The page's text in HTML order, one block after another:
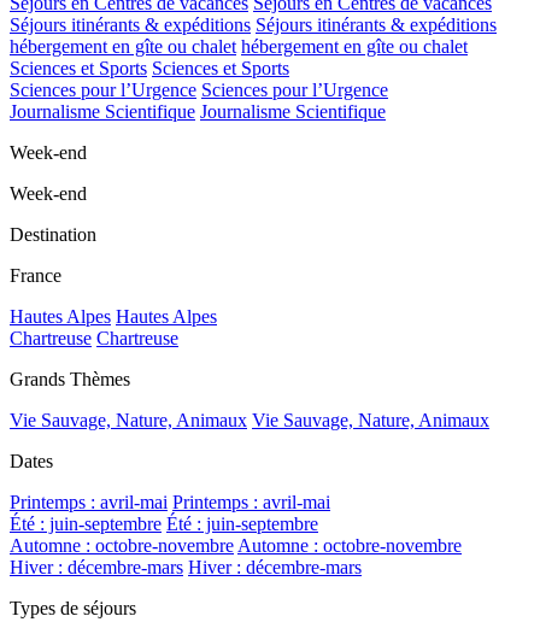
Séjours itinérants & expéditions Séjours itinérants & expéditions
hébergement en gîte ou chalet hébergement en gîte ou chalet
Sciences et Sports Sciences et Sports
Sciences pour l’Urgence Sciences pour l’Urgence
Journalisme Scientifique Journalisme Scientifique
Week-end
Week-end
Destination
France
Hautes Alpes Hautes Alpes
Chartreuse Chartreuse
Grands Thèmes
Vie Sauvage, Nature, Animaux Vie Sauvage, Nature, Animaux
Dates
Printemps : avril-mai Printemps : avril-mai
Été : juin-septembre Été : juin-septembre
Automne : octobre-novembre Automne : octobre-novembre
Hiver : décembre-mars Hiver : décembre-mars
Types de séjours